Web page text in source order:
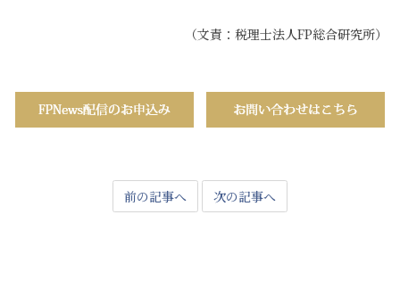
（文責：税理士法人FP総合研究所）
前の記事へ 次の記事へ